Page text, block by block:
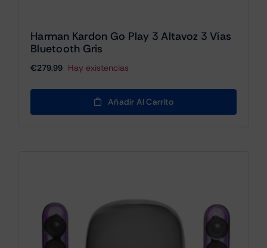
Harman Kardon Go Play 3 Altavoz 3 Vías
Bluetooth Gris
€279.99 Hay existencias
Añadir Al Carrito